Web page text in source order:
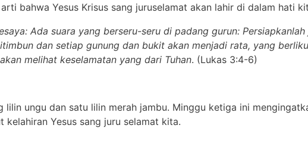
bahwa Yesus Krisus sang juruselamat akan lahir di dalam hati
Ada suara yang berseru-seru di padang gurun: Persiapkanlah
dan setiap gunung dan bukit akan menjadi rata, yang
melihat keselamatan yang dari Tuhan. (Lukas 3:4-6)
ungu dan satu lilin merah jambu. Minggu ketiga ini
Yesus sang juru selamat kita.